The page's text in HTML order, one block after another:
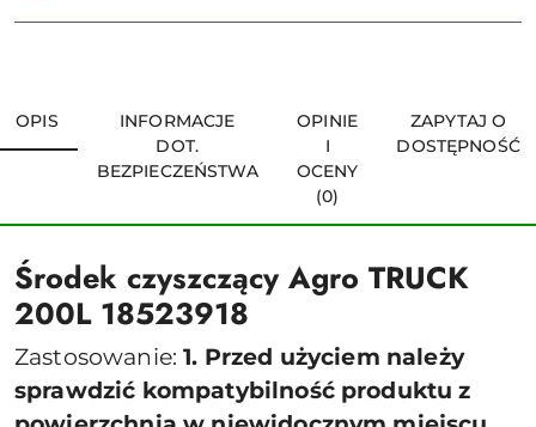
OPIS
INFORMACJE
DOT.
BEZPIECZEŃSTWA
OPINIE
I
OCENY
(0)
ZAPYTAJ O
DOSTĘPNOŚĆ
Środek czyszczący Agro TRUCK
200L 18523918
Zastosowanie:1. Przed użyciem należy
sprawdzić kompatybilność produktu z